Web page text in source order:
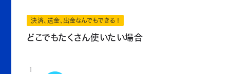
決済、送金、出金なんでもできる！
どこでもたくさん使いたい場合
1